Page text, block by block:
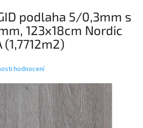
podlaha 5/0,3mm s
123x18cm Nordic
(1,7712m2)
hodnocení